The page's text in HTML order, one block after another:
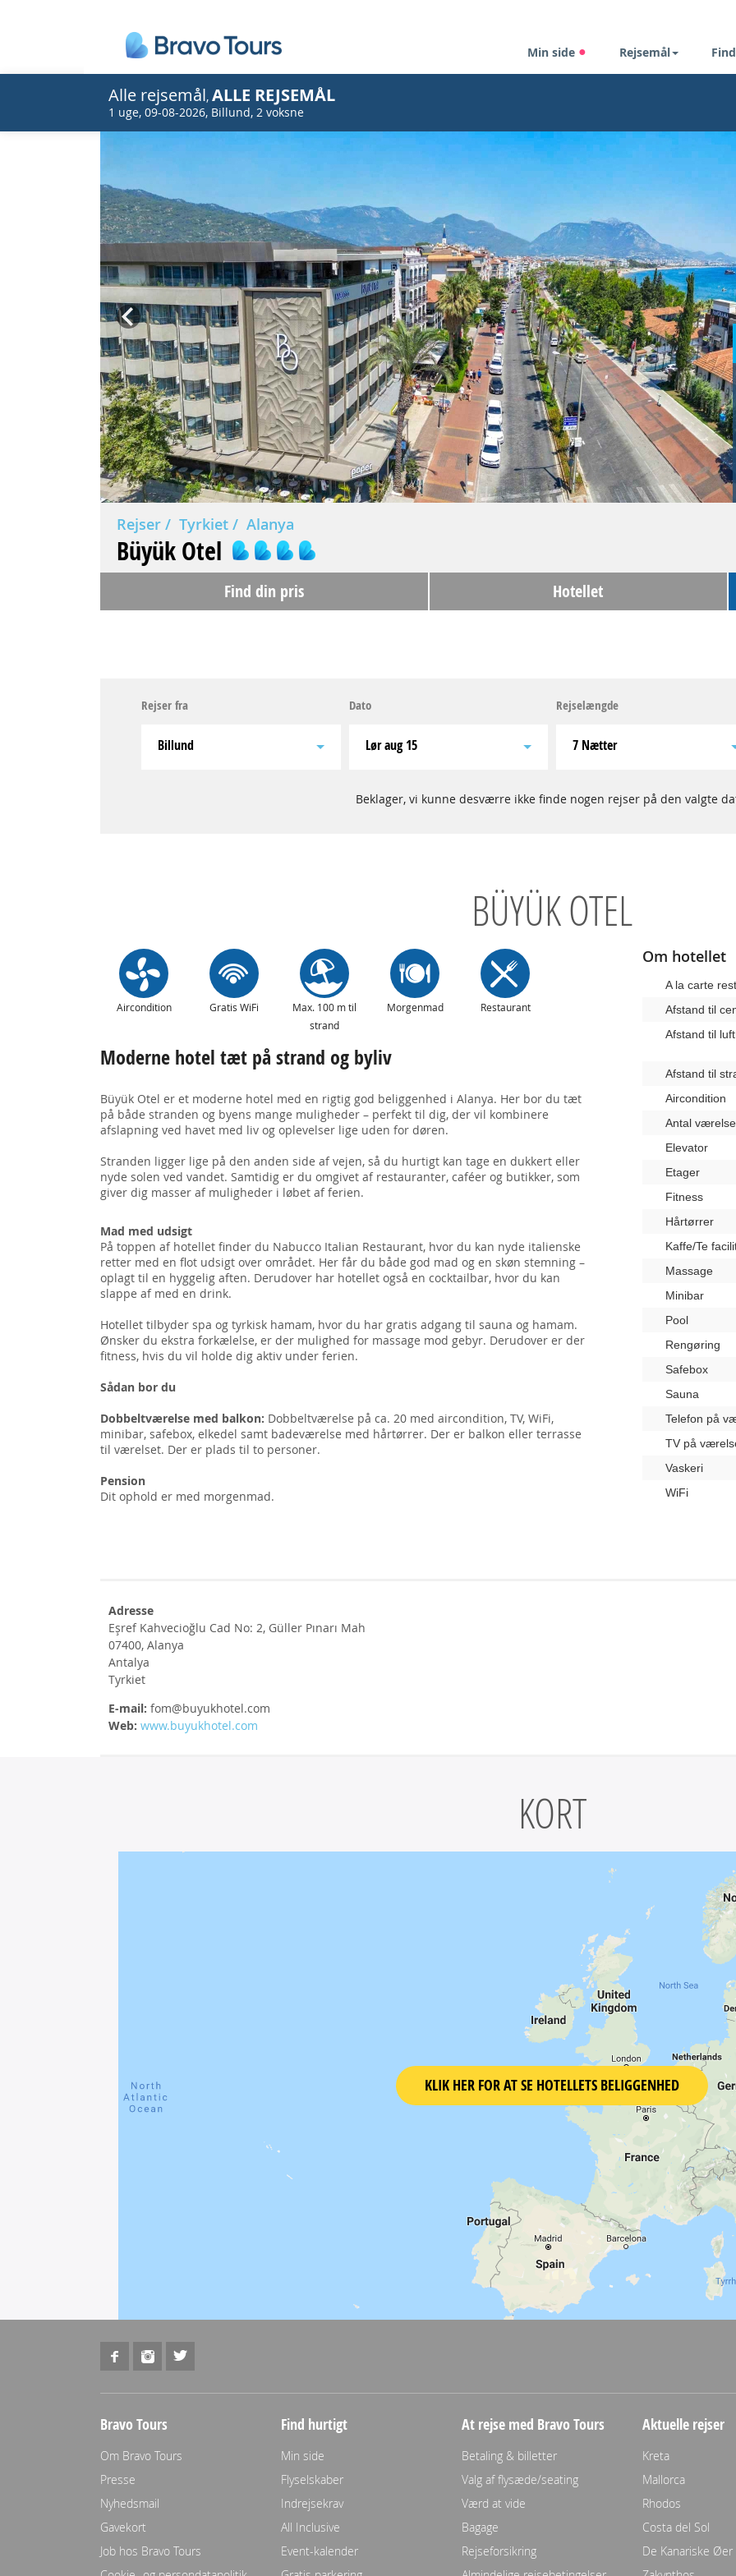
Min side Rejsemål
Alle rejsemål, ALLE REJSEMÅL
1 uge, 09-08-2026, Billund, 2 voksne
Prev
Rejser Tyrkiet Alanya
Büyük Otel
Find din pris Hotellet
Rejser fra
Billund
Dato
lør aug 15
Rejselængde
7 Nætter
Beklager, vi kunne desværre ikke finde nogen rejser på den valgte
BÜYÜK OTEL
Aircondition Gratis WiFi
Max. 100 m til
strand
Morgenmad Restaurant
Moderne hotel tæt på strand og byliv
Büyük Otel er et moderne hotel med en rigtig god beliggenhed i Alanya. Her bor du tæt
på både stranden og byens mange muligheder – perfekt til dig, der vil kombinere
afslapning ved havet med liv og oplevelser lige uden for døren.
Stranden ligger lige på den anden side af vejen, så du hurtigt kan tage en dukkert eller
nyde solen ved vandet. Samtidig er du omgivet af restauranter, caféer og butikker, som
giver dig masser af muligheder i løbet af ferien.
Mad med udsigt
På toppen af hotellet finder du Nabucco Italian Restaurant, hvor du kan nyde italienske
retter med en flot udsigt over området. Her får du både god mad og en skøn stemning –
oplagt til en hyggelig aften. Derudover har hotellet også en cocktailbar, hvor du kan
slappe af med en drink.
Hotellet tilbyder spa og tyrkisk hamam, hvor du har gratis adgang til sauna og hamam.
Ønsker du ekstra forkælelse, er der mulighed for massage mod gebyr. Derudover er der
fitness, hvis du vil holde dig aktiv under ferien.
Sådan bor du
Dobbeltværelse med balkon: Dobbeltværelse på ca. 20 med aircondition, TV, WiFi,
minibar, safebox, elkedel samt badeværelse med hårtørrer. Der er balkon eller terrasse
til værelset. Der er plads til to personer.
Pension
Dit ophold er med morgenmad.
Om hotellet
A la carte
Afstand til
Afstand til
Afstand til
Aircondition
Antal
Elevator
Etager
Fitness
Hårtørrer
Kaffe/Te
Massage
Minibar
Pool
Rengøring
Safebox
Sauna
Telefon på
TV på
Vaskeri
WiFi
Adresse
Eşref Kahvecioğlu Cad No: 2, Güller Pınarı Mah
07400, Alanya
Antalya
Tyrkiet
E-mail: fom@buyukhotel.com
Web: www.buyukhotel.com
KORT
KLIK HER FOR AT SE HOTELLETS BELIGGENHED
Bravo Tours
Om Bravo Tours
Presse
Nyhedsmail
Gavekort
Job hos Bravo Tours
Find hurtigt
Min side
Flyselskaber
Indrejsekrav
All Inclusive
Event-kalender
At rejse med Bravo Tours
Betaling & billetter
Valg af flysæde/seating
Værd at vide
Bagage
Rejseforsikring
Aktuelle rejser
Kreta
Mallorca
Rhodos
Costa del Sol
De Kanariske Øer